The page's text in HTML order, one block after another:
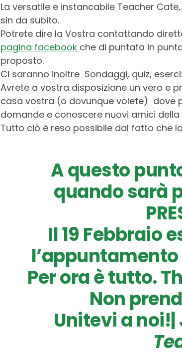
La versatile e instancabile Teacher
sin da subito.
Potrete dire la Vostra contattando
pagina facebook che di puntata in
proposto.
Ci saranno inoltre Sondaggi, quiz,
Avrete a vostra disposizione un vero e
casa vostra (o dovunque volete) dove
domande e conoscere nuovi amici
Tutto ciò è reso possibile dal fatto che
A questo
quando sarà
Il 19 Febbraio
Per ora è tutto.
Non
Unitevi a noi!|